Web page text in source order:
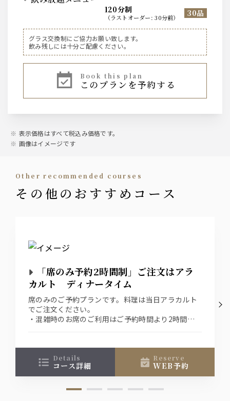
120分制
（ ラストオーダー:30分前） 30品
ワイン
[泡]スパークリングワイン
＋チェントヴィエ [赤] [白] [ロゼ]
ウィスキー
カクテル
サワー
グレープフルーツサワー
オレンジサワー
ウーロンハイ
ソフトドリンク
ジンジャーエール
グラス交換制にご協力お願い致します。
飲み残しには十分ご配慮ください。
book this plan
このプランを予約する
表示価格はすべて税込み価格です。
画像はイメージです
other recommended courses
その他のおすすめコース
「席のみ予約2時間制」ご注文はアラ
カルト ディナータイム
席のみのご予約プランです。料理は当日アラカルト
でご注文ください。
・混雑時のお席のご利用はご予約時間より2時間制
手ながらキャンセルとさせていただきます。
・チャーム代としてお一人様¥399(税込)を頂戴して
おります。
details
コース詳細
reserve
WEB予約